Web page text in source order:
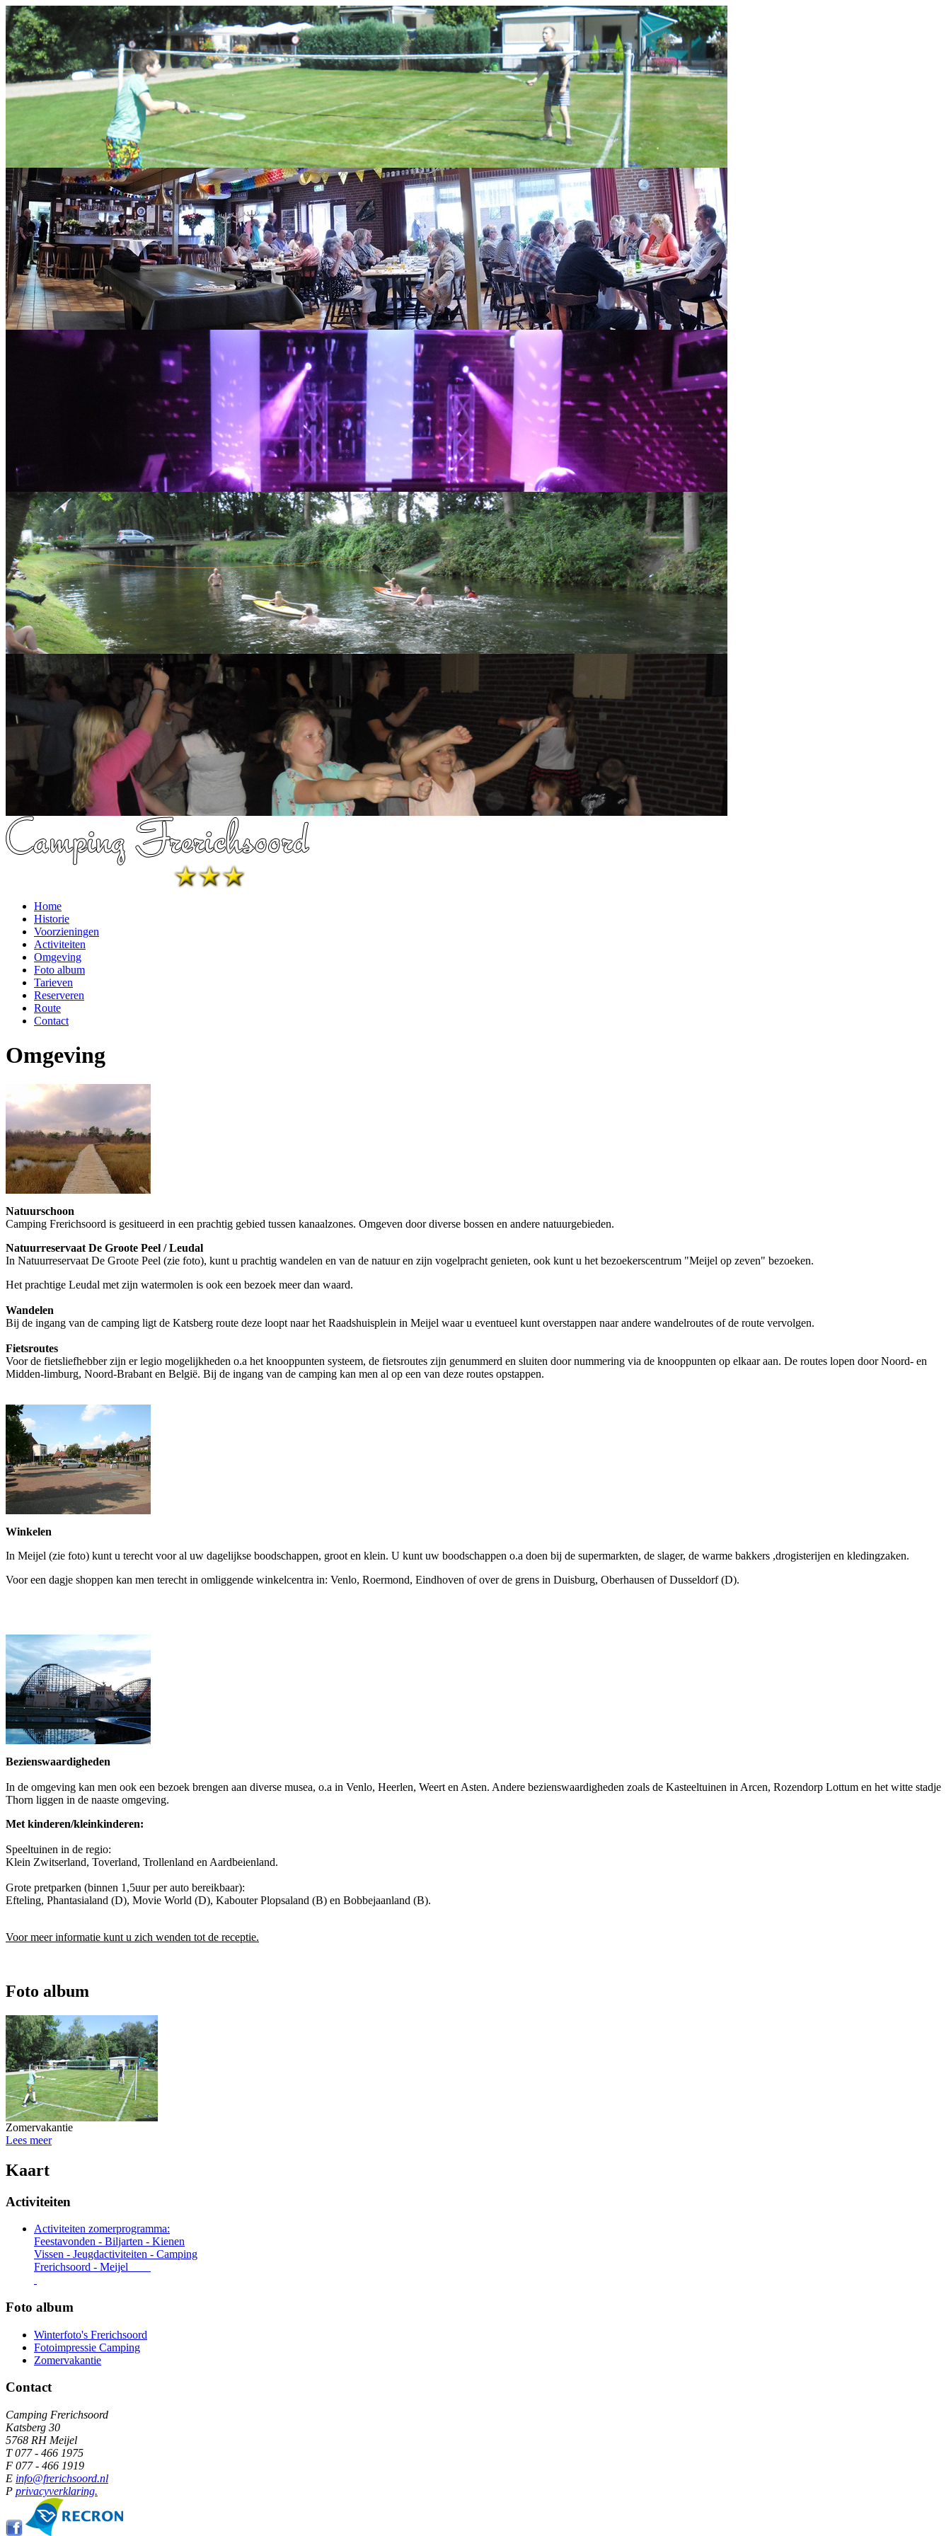
Home
Historie
Voorzieningen
Activiteiten
Omgeving
Foto album
Tarieven
Reserveren
Route
Contact
Omgeving
Natuurschoon
Camping Frerichsoord is gesitueerd in een prachtig gebied tussen kanaalzones. Omgeven door diverse bossen en andere natuurgebieden.
Natuurreservaat De Groote Peel / Leudal
In Natuurreservaat De Groote Peel (zie foto), kunt u prachtig wandelen en van de natuur en zijn vogelpracht genieten, ook kunt u het bezoekerscentrum "Meijel op zeven" bezoeken.
Het prachtige Leudal met zijn watermolen is ook een bezoek meer dan waard.
Wandelen
Bij de ingang van de camping ligt de Katsberg route deze loopt naar het Raadshuisplein in Meijel waar u eventueel kunt overstappen naar andere wandelroutes of de route vervolgen.
Fietsroutes
Voor de fietsliefhebber zijn er legio mogelijkheden o.a het knooppunten systeem, de fietsroutes zijn genummerd en sluiten door nummering via de knooppunten op elkaar aan. De routes lopen door Noord- en
Midden-limburg, Noord-Brabant en België. Bij de ingang van de camping kan men al op een van deze routes opstappen.
Winkelen
In Meijel (zie foto) kunt u terecht voor al uw dagelijkse boodschappen, groot en klein. U kunt uw boodschappen o.a doen bij de supermarkten, de slager, de warme bakkers ,drogisterijen en kledingzaken.
Voor een dagje shoppen kan men terecht in omliggende winkelcentra in: Venlo, Roermond, Eindhoven of over de grens in Duisburg, Oberhausen of Dusseldorf (D).
Bezienswaardigheden
In de omgeving kan men ook een bezoek brengen aan diverse musea, o.a in Venlo, Heerlen, Weert en Asten. Andere bezienswaardigheden zoals de Kasteeltuinen in Arcen, Rozendorp Lottum en het witte stadje
Thorn liggen in de naaste omgeving.
Met kinderen/kleinkinderen:
Speeltuinen in de regio:
Klein Zwitserland, Toverland, Trollenland en Aardbeienland.
Grote pretparken (binnen 1,5uur per auto bereikbaar):
Efteling, Phantasialand (D), Movie World (D), Kabouter Plopsaland (B) en Bobbejaanland (B).
Voor meer informatie kunt u zich wenden tot de receptie.
Foto album
Zomervakantie
Lees meer
Kaart
Activiteiten
Activiteiten zomerprogramma:
Feestavonden - Biljarten - Kienen
Vissen - Jeugdactiviteiten - Camping
Frerichsoord - Meijel
Foto album
Winterfoto's Frerichsoord
Fotoimpressie Camping
Zomervakantie
Contact
Camping Frerichsoord
Katsberg 30
5768 RH Meijel
T 077 - 466 1975
F 077 - 466 1919
E info@frerichsoord.nl
P privacyverklaring.